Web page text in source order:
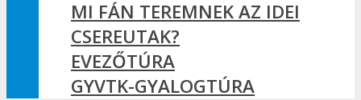
MI FÁN TEREMNEK AZ IDEI
CSEREUTAK?
EVEZŐTÚRA
GYVTK-GYALOGTÚRA